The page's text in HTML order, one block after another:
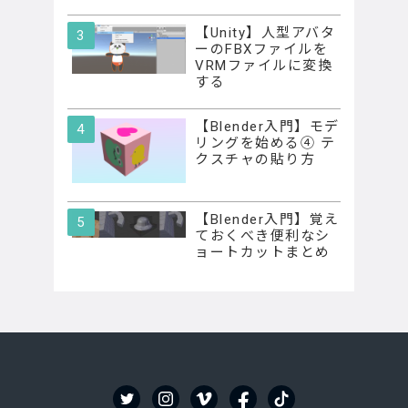
【Unity】人型アバタ
ーのFBXファイルを
VRMファイルに変換
する
【Blender入門】モデ
リングを始める④ テ
クスチャの貼り方
【Blender入門】覚え
ておくべき便利なシ
ョートカットまとめ